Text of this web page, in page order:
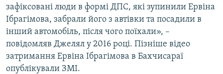
1080p
1080p
зафіксовані люди в формі ДПС, які зупинили Ервіна
Ібрагімова, забрали його з автівки та посадили в
інший автомобіль, після чого поїхали», –
повідомляв Джелял у 2016 році. Пізніше відео
затримання Ервіна Ібрагімова в Бахчисараї
опублікували ЗМІ.